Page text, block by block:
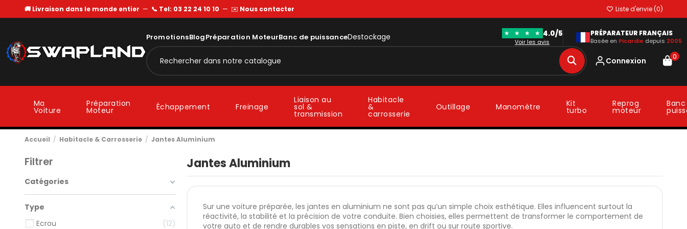
🚚 Livraison dans le monde entier — 📞 Tel: 03 22 24 10 10 — ✉️ Nous contacter Liste d'envie (0)
PromotionsBlogPréparation MoteurBanc de puissanceDestockage ★ ★ ★ ★ 4.0/5
Voir les avis
PRÉPARATEUR FRANÇAIS
Basée en Picardie depuis 2005
Connexion 0
Ma
Voiture
Préparation
Moteur Échappement Freinage
Liaison au
sol &
transmission
Habitacle
&
carrosserie
Outillage Manomètre Kit
turbo
Reprog
moteur
Accueil Habitacle & Carrosserie Jantes Aluminium
Jantes Aluminium
Sur une voiture préparée, les jantes en aluminium ne sont pas qu’un simple choix esthétique. Elles influencent surtout la
réactivité, la stabilité et la précision de votre conduite. Bien choisies, elles permettent de transformer le comportement de
votre auto et de rendre durables vos sensations en piste, en drift ou sur route sportive.
Filtrer
Catégories
Type
Ecrou
12